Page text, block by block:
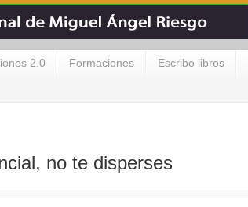
2.0 Formaciones Escribo libros
no te disperses